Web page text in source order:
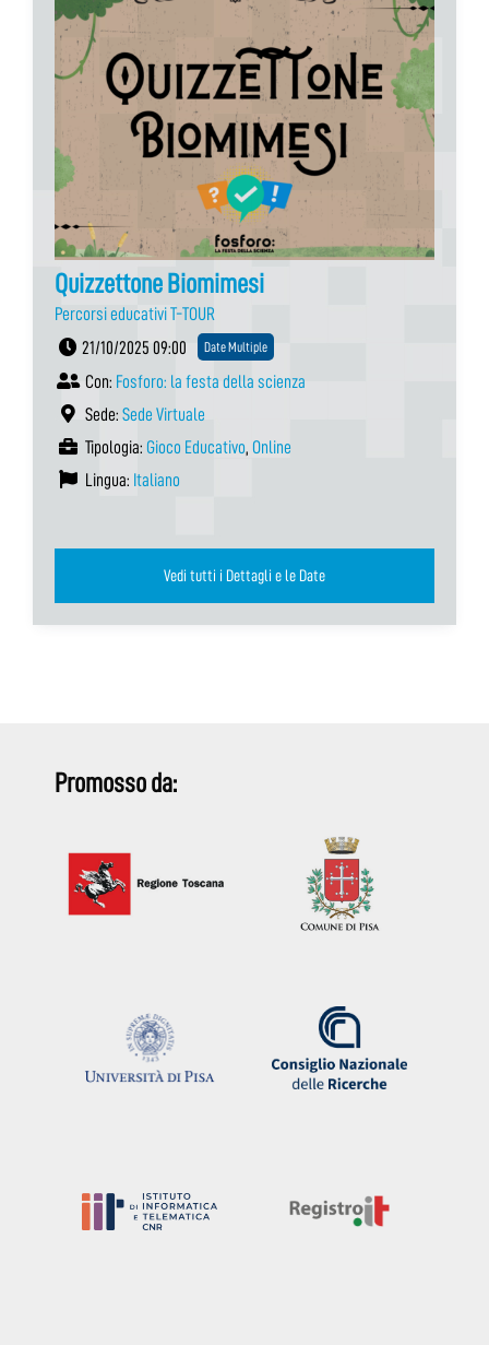
Quizzettone Biomimesi
Percorsi educativi T-TOUR
21/10/2025 09:00
Date Multiple
Con: Fosforo: la festa della scienza
Sede: Sede Virtuale
Tipologia: Gioco Educativo, Online
Lingua: Italiano
Vedi tutti i Dettagli e le Date
Promosso da: